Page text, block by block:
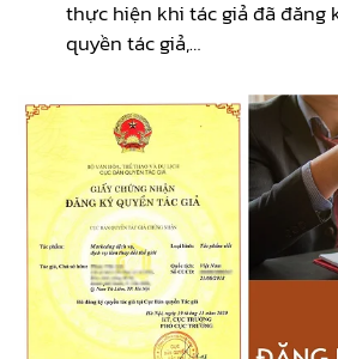
thực hiện khi tác giả đã đăng
quyền tác giả,…